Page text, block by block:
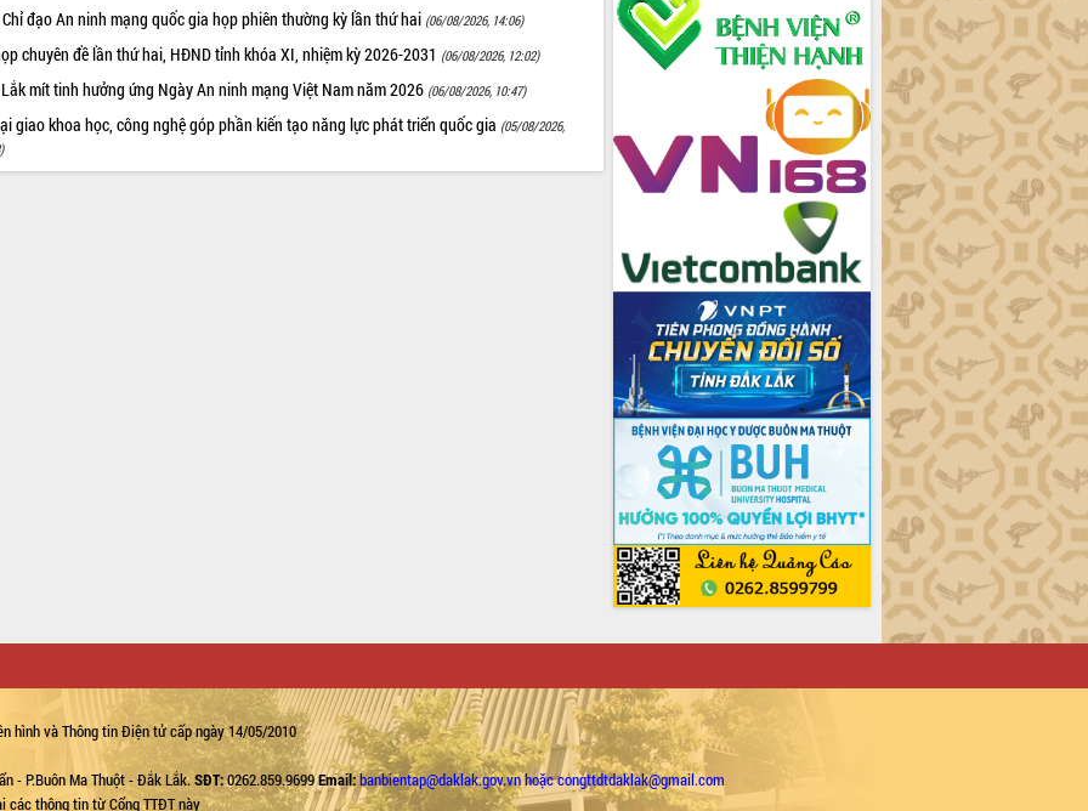
đạo An ninh mạng quốc gia họp phiên thường kỳ lần thứ hai (06/08/2026, 14:06)
chuyên đề lần thứ hai, HĐND tỉnh khóa XI, nhiệm kỳ 2026-2031 (06/08/2026, 12:02)
mít tinh hưởng ứng Ngày An ninh mạng Việt Nam năm 2026 (06/08/2026, 10:47)
giao khoa học, công nghệ góp phần kiến tạo năng lực phát triển quốc gia (05/08/2026,
hình và Thông tin Điện tử cấp ngày 14/05/2010
- P.Buôn Ma Thuột - Đắk Lắk.SĐT:0262.859.9699Email:banbientap@daklak.gov.vn hoặc congttdtdaklak@gmail.com
các thông tin từ Cổng TTĐT này